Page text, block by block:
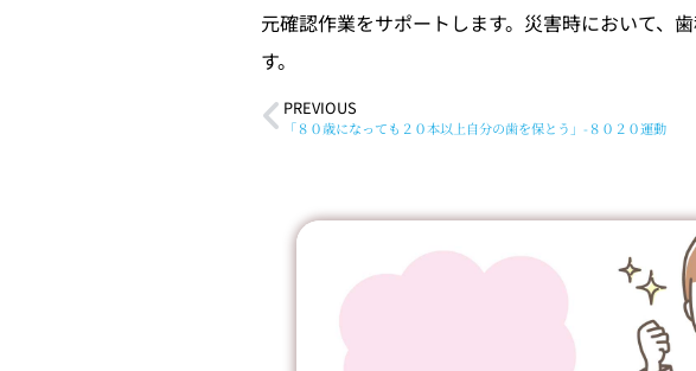
元確認作業をサポートします。災害時において、
す。
PREVIOUS
「８０歳になっても２０本以上自分の歯を保とう」-８０２０運動